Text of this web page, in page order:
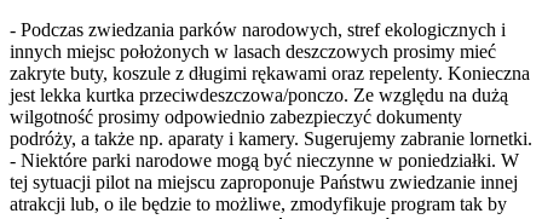
- Podczas zwiedzania parków narodowych, stref ekologicznych i
innych miejsc położonych w lasach deszczowych prosimy mieć
zakryte buty, koszule z długimi rękawami oraz repelenty. Konieczna
jest lekka kurtka przeciwdeszczowa/ponczo. Ze względu na dużą
wilgotność prosimy odpowiednio zabezpieczyć dokumenty
podróży, a także np. aparaty i kamery. Sugerujemy zabranie lornetki.
- Niektóre parki narodowe mogą być nieczynne w poniedziałki. W
tej sytuacji pilot na miejscu zaproponuje Państwu zwiedzanie innej
atrakcji lub, o ile będzie to możliwe, zmodyfikuje program tak by